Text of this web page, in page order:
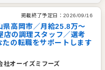
掲載終了予定日： 2026/09/16
県高岡市／月給25.8万～
店の調理スタッフ／選考
たの転職をサポートします
社オーイズミフーズ